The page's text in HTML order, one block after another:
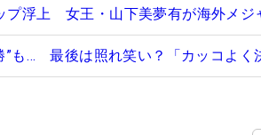
プ浮上 女王・山下美夢有が海外メジ
”も… 最後は照れ笑い？「カッコよく